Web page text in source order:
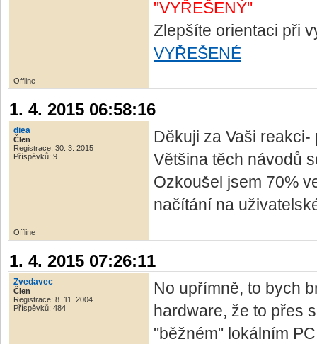
"VYŘEŠENÝ"
Zlepšíte orientaci při
VYŘEŠENÉ
Offline
1. 4. 2015 06:58:16
diea
Člen
Registrace: 30. 3. 2015
Příspěvků: 9
Děkuji za Vaši
Většina těch návodů
Ozkoušel jsem 70%
načítání na
Offline
1. 4. 2015 07:26:11
Zvedavec
Člen
Registrace: 8. 11. 2004
Příspěvků: 484
No upřímně, to bych
hardware, že to přes
"běžném" lokálním